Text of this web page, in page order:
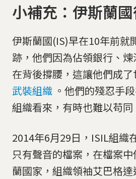
小補充：伊斯蘭
伊斯蘭國(IS)早在10年前就
跡，他們因為佔領銀行、
在背後撐腰，這讓他們成了
武裝組織 。他們的殘忍手
組織看來，有時也難以苟同
2014年6月29日，ISIL組織
只有聲音的檔案，在檔案
蘭國家，組織領袖艾巴格